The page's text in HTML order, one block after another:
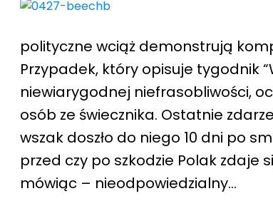
polityczne wciąż demonstrują
Przypadek, który opisuje tygodnik
niewiarygodnej niefrasobliwości,
osób ze świecznika. Ostatnie
wszak doszło do niego 10 dni po
przed czy po szkodzie Polak
mówiąc – nieodpowiedzialny…